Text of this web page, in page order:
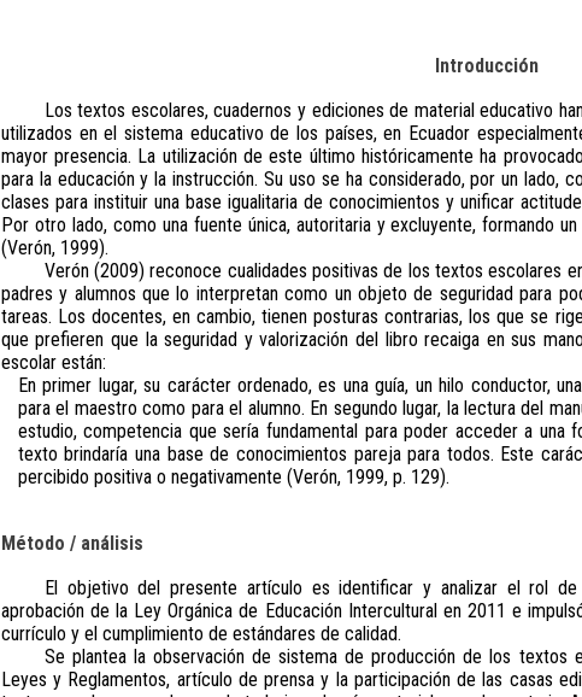
Introducción
Los textos escolares, cuadernos y ediciones de material educativo
utilizados en el sistema educativo de los países, en Ecuador
mayor presencia. La utilización de este último históricamente ha
para la educación y la instrucción. Su uso se ha considerado, por un lado,
clases para instituir una base igualitaria de conocimientos y unificar
Por otro lado, como una fuente única, autoritaria y excluyente, formando
(Verón, 1999).
Verón (2009) reconoce cualidades positivas de los textos escolares
padres y alumnos que lo interpretan como un objeto de seguridad para
tareas. Los docentes, en cambio, tienen posturas contrarias, los que se
que prefieren que la seguridad y valorización del libro recaiga en sus
escolar están:
En primer lugar, su carácter ordenado, es una guía, un hilo conductor,
para el maestro como para el alumno. En segundo lugar, la lectura del
estudio, competencia que sería fundamental para poder acceder a una
texto brindaría una base de conocimientos pareja para todos. Este
percibido positiva o negativamente (Verón, 1999, p. 129).
Método / análisis
El objetivo del presente artículo es identificar y analizar el rol
aprobación de la Ley Orgánica de Educación Intercultural en 2011 e
currículo y el cumplimiento de estándares de calidad.
Se plantea la observación de sistema de producción de los textos
Leyes y Reglamentos, artículo de prensa y la participación de las casas